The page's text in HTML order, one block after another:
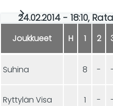
24.02.2014 - 18:10,
Joukkueet H 1 2
Suhina 8 -
Ryttylän Visa 1 -